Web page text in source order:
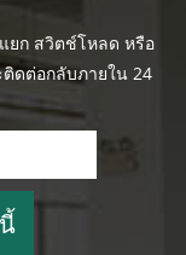
ยก สวิตช์โหลด หรือ
ติดต่อกลับภายใน 24